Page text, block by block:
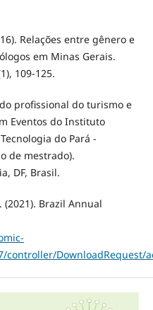
Relações entre gênero e
em Minas Gerais.
109-125.
profissional do turismo e
Eventos do Instituto
do Pará -
de mestrado).
DF, Brasil.
Brazil Annual
DownloadRequest/